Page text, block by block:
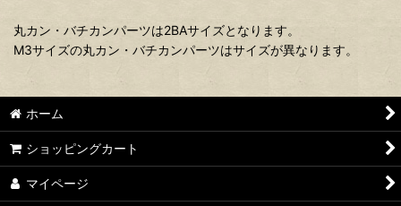
丸カン・バチカンパーツは2BAサイズとなります。
M3サイズの丸カン・バチカンパーツはサイズが異なります。
ホーム
ショッピングカート
マイページ